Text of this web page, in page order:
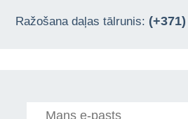
Ražošana daļas tālrunis: